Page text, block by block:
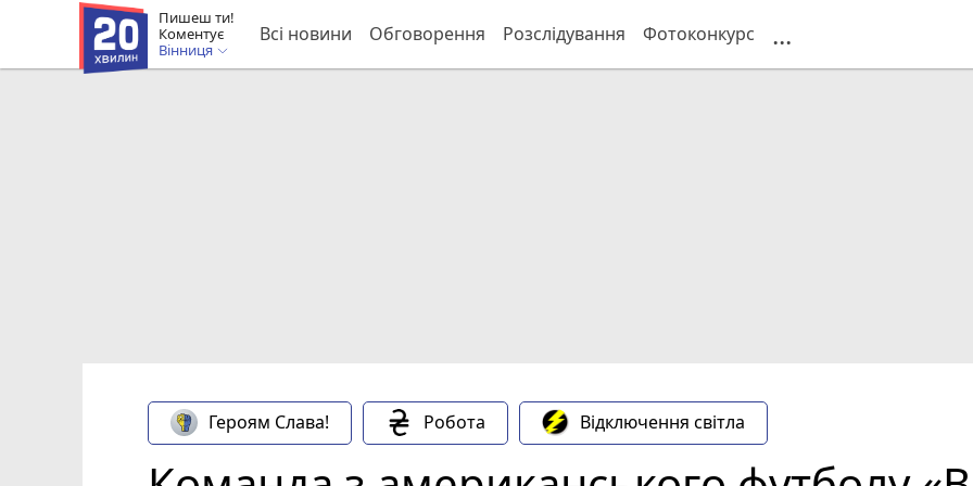
Пишеш ти!
Коментує
Вінниця
Всі новини Обговорення Розслідування Фотоконкурс ...
Героям Слава! Робота Відключення світла